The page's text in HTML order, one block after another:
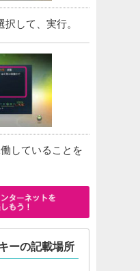
択して、実行。
していることを
ーの記載場所